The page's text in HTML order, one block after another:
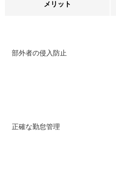
メリット
部外者の侵入防止
正確な勤怠管理